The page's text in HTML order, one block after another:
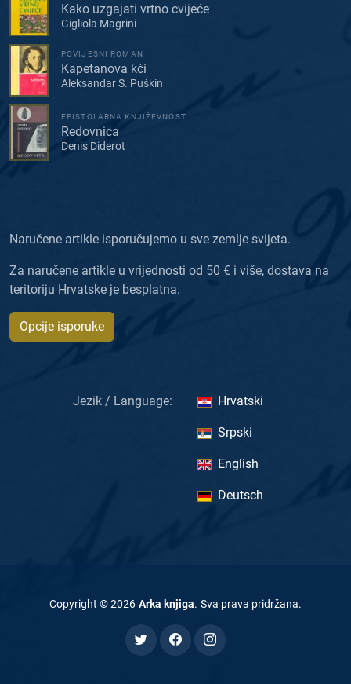
Kako uzgajati vrtno cvijeće
Gigliola Magrini
POVIJESNI ROMAN
Kapetanova kći
Aleksandar S. Puškin
EPISTOLARNA KNJIŽEVNOST
Redovnica
Denis Diderot
Naručene artikle isporučujemo u sve zemlje svijeta.
Za naručene artikle u vrijednosti od 50 € i više, dostava na
teritoriju Hrvatske je besplatna.
Opcije isporuke
Jezik / Language: Hrvatski
Srpski
English
Deutsch
Copyright ©2026 Arka knjiga. Sva prava pridržana.